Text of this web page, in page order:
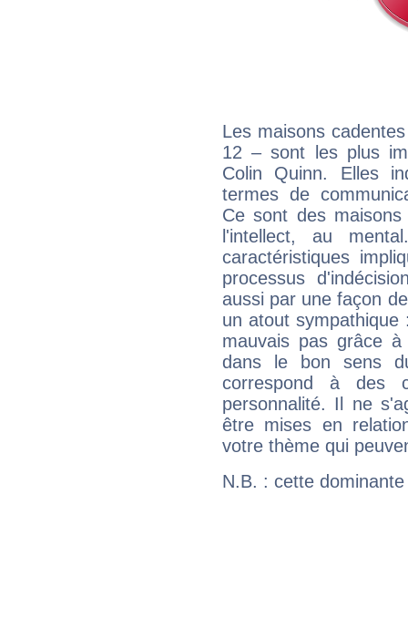
Les maisons
12 – sont les plus
Colin Quinn. Elles
termes de
Ce sont des
l'intellect, au
caractéristiques
processus
aussi par une façon
un atout
mauvais pas grâce
dans le bon sens
correspond à des
personnalité. Il ne
être mises en
votre thème qui
N.B. : cette